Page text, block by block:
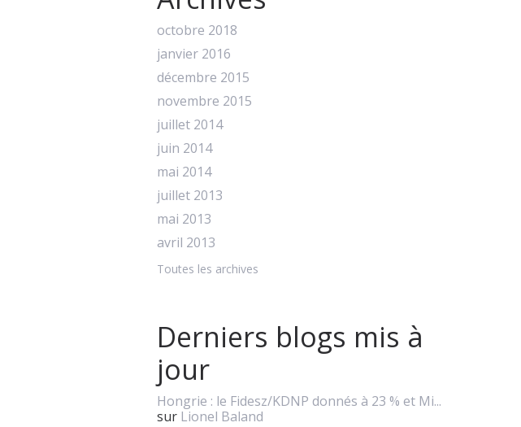
octobre 2018
janvier 2016
décembre 2015
novembre 2015
juillet 2014
juin 2014
mai 2014
juillet 2013
mai 2013
avril 2013
Toutes les archives
Derniers blogs mis à
jour
Hongrie : le Fidesz/KDNP donnés à 23 % et Mi...
sur Lionel Baland